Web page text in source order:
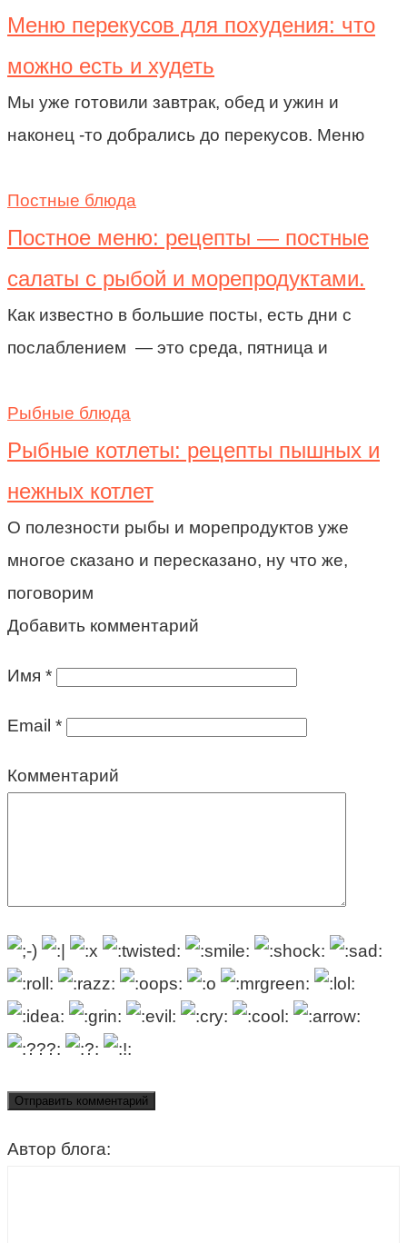
Меню перекусов для похудения: что
можно есть и худеть
Мы уже готовили завтрак, обед и ужин и
наконец -то добрались до перекусов. Меню
Постные блюда
Постное меню: рецепты — постные
салаты с рыбой и морепродуктами.
Как известно в большие посты, есть дни с
послаблением — это среда, пятница и
Рыбные блюда
Рыбные котлеты: рецепты пышных и
нежных котлет
О полезности рыбы и морепродуктов уже
многое сказано и пересказано, ну что же,
поговорим
Добавить комментарий
Имя *
Email *
Комментарий
Автор блога: